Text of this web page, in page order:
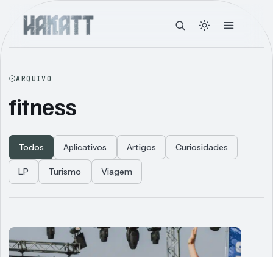
ARQUIVO
fitness
Todos Aplicativos Artigos Curiosidades
LP Turismo Viagem
Articles